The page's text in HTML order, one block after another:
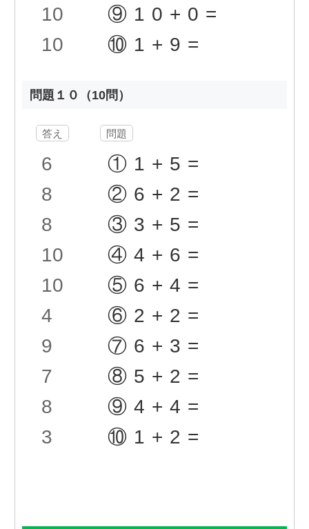
10
⑨10+0=
10
⑩1+9=
問題１０（10問）
答え 問題
6
①1+5=
8
②6+2=
8
③3+5=
10
④4+6=
10
⑤6+4=
4
⑥2+2=
9
⑦6+3=
7
⑧5+2=
8
⑨4+4=
3
⑩1+2=